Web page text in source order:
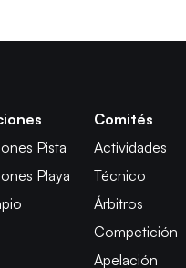
Pista
Playa
Comités
Actividades
Técnico
Árbitros
Competición
Apelación